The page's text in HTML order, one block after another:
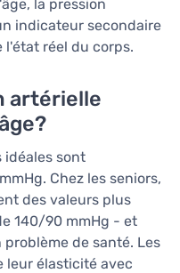
la pression
indicateur secondaire
réel du corps.
artérielle
idéales sont
Chez les seniors,
des valeurs plus
140/90 mmHg - et
de santé. Les
leur élasticité avec